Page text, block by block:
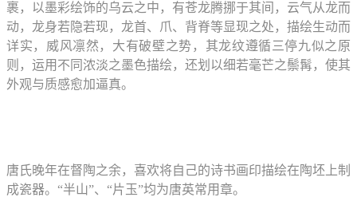
裹，以墨彩绘饰的乌云之中，有苍龙腾挪于其间，云气从龙而
动，龙身若隐若现，龙首、爪、背脊等显现之处，描绘生动而
详实，威风凛然，大有破壁之势，其龙纹遵循三停九似之原
则，运用不同浓淡之墨色描绘，还划以细若毫芒之鬃髯，使其
外观与质感愈加逼真。
唐氏晚年在督陶之余，喜欢将自己的诗书画印描绘在陶坯上制
成瓷器。“半山”、“片玉”均为唐英常用章。